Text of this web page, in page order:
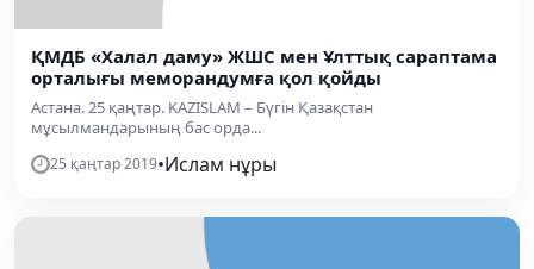
ҚМДБ «Халал даму» ЖШС мен Ұлттық сараптама
орталығы меморандумға қол қойды
Астана. 25 қаңтар. KAZISLAM – Бүгін Қазақстан
мұсылмандарының бас орда...
25 қаңтар 2019•Ислам нұры